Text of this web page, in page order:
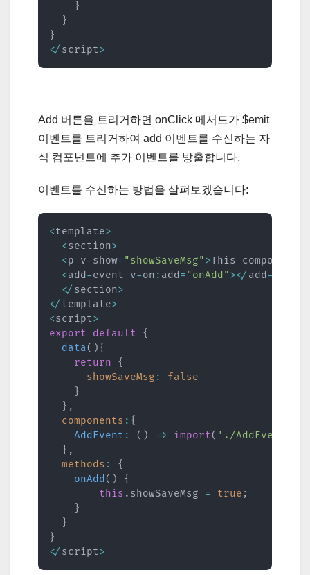
}
}
}
</ script>
Add 버튼을 트리거하면 onClick 메서드가 $emit
이벤트를 트리거하여 add 이벤트를 수신하는 자
식 컴포넌트에 추가 이벤트를 방출합니다.
이벤트를 수신하는 방법을 살펴보겠습니다:
<template>
<section>
<p v-show= "showSaveMsg">This
<add-event v-on : add= "onAdd"></ add-
</ section>
</ template>
<script>
export
default
{
data( ){
return
{
showSaveMsg :
false
}
} ,
components : {
AddEvent : ( ) => import( './AddEvent'
} ,
methods :
{
onAdd( )
{
this . showSaveMsg = true ;
}
}
}
</ script>